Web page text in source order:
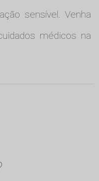
sensível. Venha
médicos na